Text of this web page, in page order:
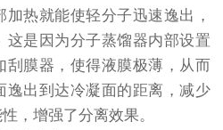
热就能使轻分子迅速逸出，
这是因为分子蒸馏器内部设置
刮膜器，使得液膜极薄，从而
逸出到达冷凝面的距离，减少
，增强了分离效果。